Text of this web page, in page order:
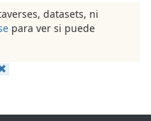
datasets, ni
para ver si puede